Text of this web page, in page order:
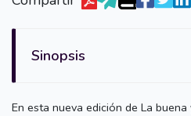
Sinopsis
En esta nueva edición de La